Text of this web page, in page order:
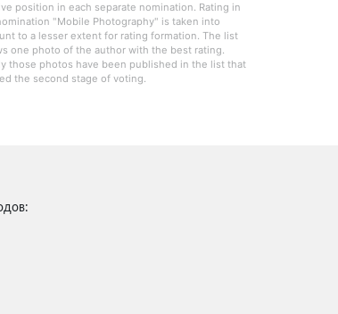
position in each separate nomination. Rating in
"Mobile Photography" is taken into
to a lesser extent for rating formation. The list
one photo of the author with the best rating.
those photos have been published in the list that
the second stage of voting.